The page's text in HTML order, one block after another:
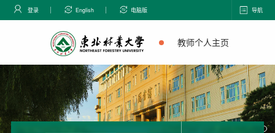
登录 English 电脑版 导航
教师个人主页